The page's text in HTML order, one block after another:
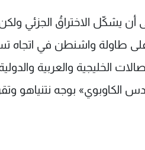
يشكّل الاختراقُ الجزئي ولكن
على طاولة واشنطن في
الخليجية والعربية
الكاوبوي» بوجه نتنياهو